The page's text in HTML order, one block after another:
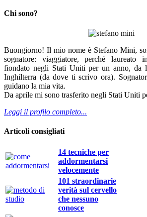
Chi sono?
Buongiorno! Il mio nome è Stefano Mini,
sognatore: viaggiatore, perché laureato
fiondato negli Stati Uniti per un anno, da
Inghilterra (da dove ti scrivo ora).
guidano la mia vita.
Da aprile mi sono trasferito negli Stati Uniti
Leggi il profilo completo...
Articoli consigliati
14 tecniche per
addormentarsi
velocemente
101 straordinarie
verità sul cervello
che nessuno
conosce